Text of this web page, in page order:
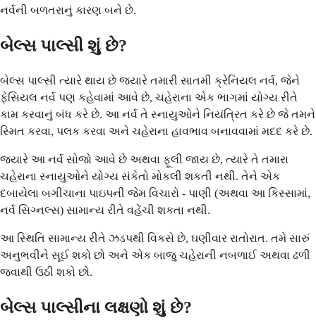
નર્વની બળતરાનું કારણ બને છે.
બેલ્સ પાલ્સી શું છે?
બેલ્સ પાલ્સી ત્યારે થાય છે જ્યારે તમારી સાતમી ક્રેનિયલ નર્વ, જેને
ફેસિયલ નર્વ પણ કહેવામાં આવે છે, ચહેરાના એક ભાગમાં યોગ્ય રીતે
કામ કરવાનું બંધ કરે છે. આ નર્વ તે સ્નાયુઓને નિયંત્રિત કરે છે જે તમને
સ્મિત કરવા, પલક કરવા અને ચહેરાના હાવભાવ બનાવવામાં મદદ કરે છે.
જ્યારે આ નર્વ સોજો આવે છે અથવા ફૂલી જાય છે, ત્યારે તે તમારા
ચહેરાના સ્નાયુઓને યોગ્ય સંકેતો મોકલી શકતી નથી. તેને એક
દબાયેલા બગીચાના પાઇપની જેમ વિચારો - પાણી (અથવા આ કિસ્સામાં,
નર્વ સિગ્નલ્સ) સામાન્ય રીતે વહેંચી શકતા નથી.
આ સ્થિતિ સામાન્ય રીતે ઝડપથી વિકસે છે, ઘણીવાર રાતોરાત. તમે સારું
અનુભવીને સૂઈ શકો છો અને એક બાજુ ચહેરાની નબળાઈ અથવા ઢળી
જવાથી ઉઠી શકો છો.
બેલ્સ પાલ્સીના લક્ષણો શું છે?